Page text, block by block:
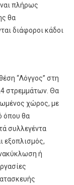
πλήρως
θα
διάφοροι κάδοι
“Λόγγος” στη
στρεμμάτων. Θα
χώρος, με
όπου θα
συλλεγέντα
εξοπλισμός,
ή